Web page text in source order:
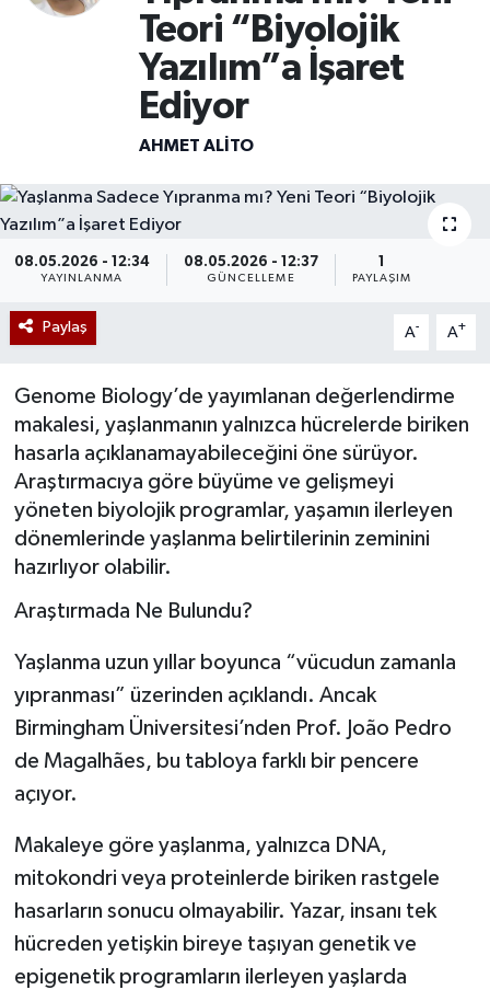
Teori “Biyolojik
Yazılım”a İşaret
Ediyor
AHMET ALİTO
08.05.2026 - 12:34
YAYINLANMA
08.05.2026 - 12:37
GÜNCELLEME PAYLAŞIM
Paylaş A- A+
Genome Biology’de yayımlanan değerlendirme
makalesi, yaşlanmanın yalnızca hücrelerde biriken
hasarla açıklanamayabileceğini öne sürüyor.
Araştırmacıya göre büyüme ve gelişmeyi
yöneten biyolojik programlar, yaşamın ilerleyen
dönemlerinde yaşlanma belirtilerinin zeminini
hazırlıyor olabilir.
Araştırmada Ne Bulundu?
Yaşlanma uzun yıllar boyunca “vücudun zamanla
yıpranması” üzerinden açıklandı. Ancak
Birmingham Üniversitesi’nden Prof. João Pedro
de Magalhães, bu tabloya farklı bir pencere
açıyor.
Makaleye göre yaşlanma, yalnızca DNA,
mitokondri veya proteinlerde biriken rastgele
hasarların sonucu olmayabilir. Yazar, insanı tek
hücreden yetişkin bireye taşıyan genetik ve
epigenetik programların ilerleyen yaşlarda